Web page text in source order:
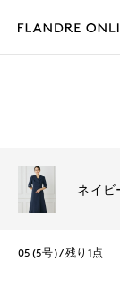
ネイビ
05(5号) 残り1点